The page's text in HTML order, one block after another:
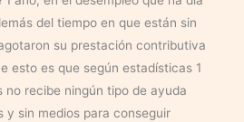
del tiempo en que están sin
su prestación contributiva
esto es que según estadísticas 1
no recibe ningún tipo de ayuda
y sin medios para conseguir